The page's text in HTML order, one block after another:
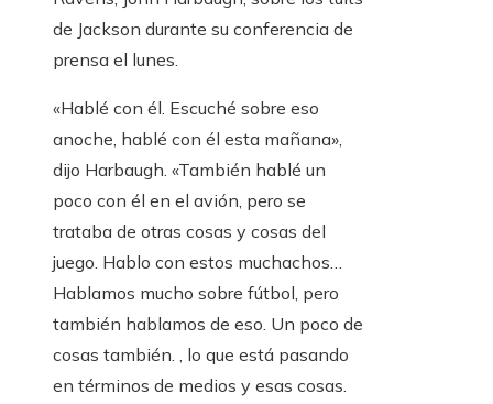
de Jackson durante su conferencia de
prensa el lunes.
«Hablé con él. Escuché sobre eso
anoche, hablé con él esta mañana»,
dijo Harbaugh. «También hablé un
poco con él en el avión, pero se
trataba de otras cosas y cosas del
juego. Hablo con estos muchachos…
Hablamos mucho sobre fútbol, ​​pero
también hablamos de eso. Un poco de
cosas también. , lo que está pasando
en términos de medios y esas cosas.